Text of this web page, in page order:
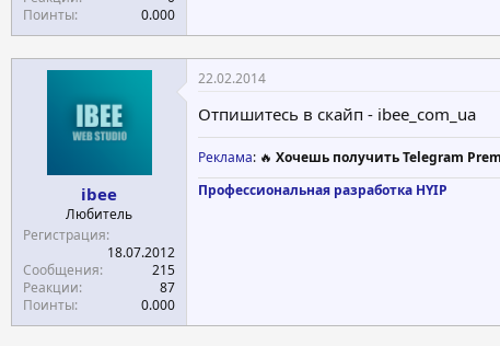
Поинты
0.000
ibee
Любитель
Регистрация
18.07.2012
Сообщения
215
Реакции
87
Поинты
0.000
22.02.2014
Отпишитесь в скайп - ibee_com_ua
Реклама: 🔥 Хочешь получить Telegram
Профессиональная разработка HYIP